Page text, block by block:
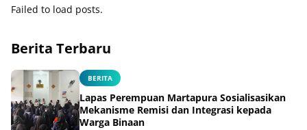
Failed to load posts.
Berita Terbaru
BERITA
Lapas Perempuan Martapura Sosialisasikan
Mekanisme Remisi dan Integrasi kepada
Warga Binaan